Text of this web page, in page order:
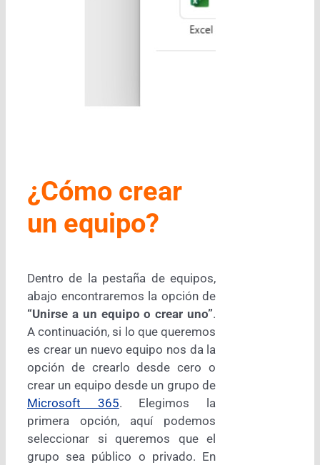
¿Cómo crear
un equipo?
Dentro de la pestaña de equipos,
abajo encontraremos la opción de
“Unirse a un equipo o crear uno”.
A continuación, si lo que queremos
es crear un nuevo equipo nos da la
opción de crearlo desde cero o
crear un equipo desde un grupo de
Microsoft 365. Elegimos la
primera opción, aquí podemos
seleccionar si queremos que el
grupo sea público o privado. En